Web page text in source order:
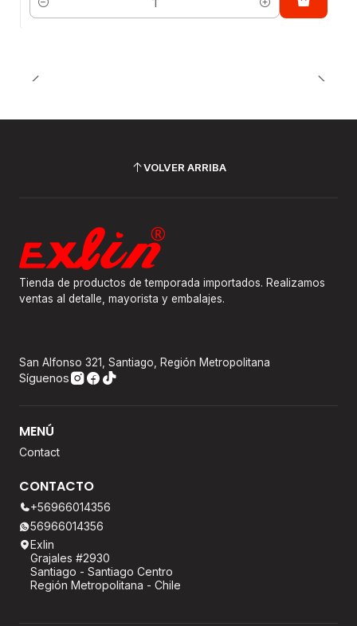
Cantidad
VOLVER ARRIBA
Tienda de productos de temporada importados. Realizamos
ventas al detalle, mayorista y embalajes.
San Alfonso 321, Santiago, Región Metropolitana
Síguenos
MENÚ
Contact
CONTACTO
+56966014356
56966014356
Exlin
Grajales #2930
Santiago - Santiago Centro
Región Metropolitana - Chile